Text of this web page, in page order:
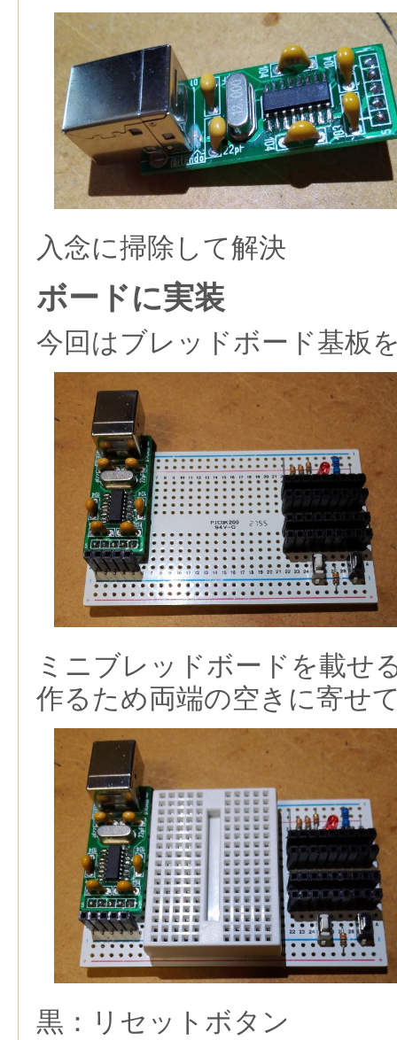
入念に掃除して解決
ボードに実装
今回はブレッドボード基板
ミニブレッドボードを載せ
作るため両端の空きに寄せ
黒：リセットボタン